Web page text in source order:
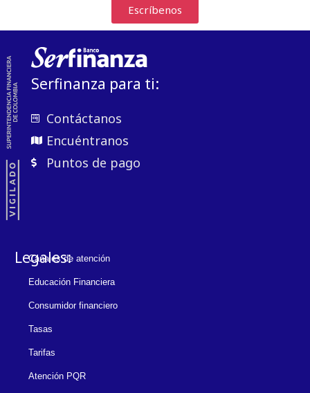
Escríbenos
Serfinanza para ti:
Contáctanos
Encuéntranos
Puntos de pago
Legales:
Canales de atención
Educación Financiera
Consumidor financiero
Tasas
Tarifas
Atención PQR